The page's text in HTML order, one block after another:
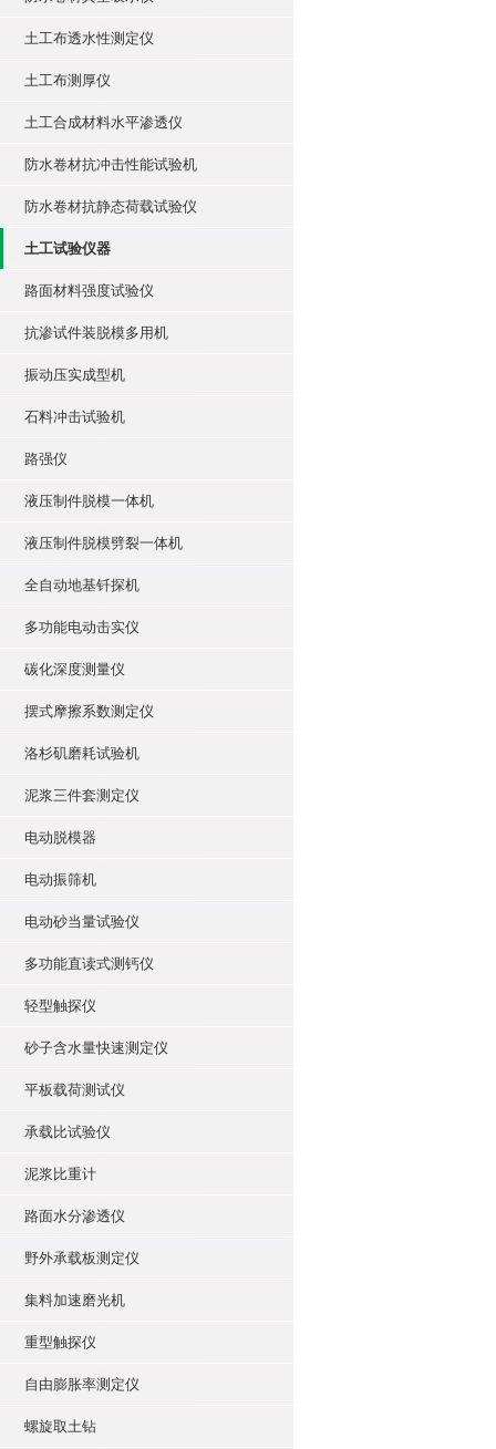
土工布透水性测定仪
土工布测厚仪
土工合成材料水平渗透仪
防水卷材抗冲击性能试验机
防水卷材抗静态荷载试验仪
土工试验仪器
路面材料强度试验仪
抗渗试件装脱模多用机
振动压实成型机
石料冲击试验机
路强仪
液压制件脱模一体机
液压制件脱模劈裂一体机
全自动地基钎探机
多功能电动击实仪
碳化深度测量仪
摆式摩擦系数测定仪
洛杉矶磨耗试验机
泥浆三件套测定仪
电动脱模器
电动振筛机
电动砂当量试验仪
多功能直读式测钙仪
轻型触探仪
砂子含水量快速测定仪
平板载荷测试仪
承载比试验仪
泥浆比重计
路面水分渗透仪
野外承载板测定仪
集料加速磨光机
重型触探仪
自由膨胀率测定仪
螺旋取土钻